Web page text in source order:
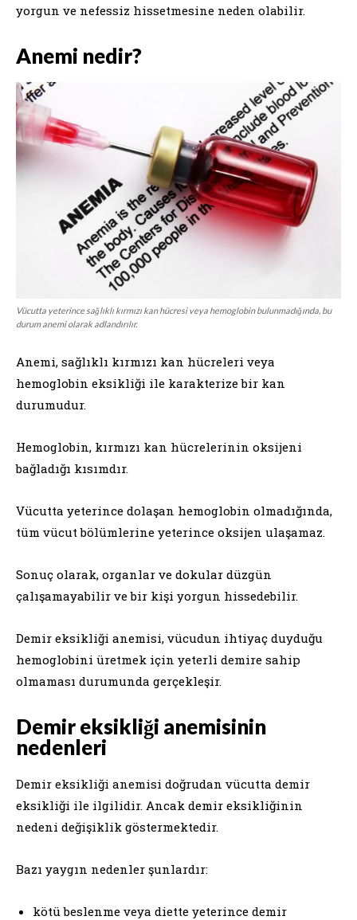
yorgun ve nefessiz hissetmesine neden olabilir.
Anemi nedir?
Vücutta yeterince sağlıklı kırmızı kan hücresi veya hemoglobin bulunmadığında, bu
durum anemi olarak adlandırılır.
Anemi, sağlıklı kırmızı kan hücreleri veya
hemoglobin eksikliği ile karakterize bir kan
durumudur.
Hemoglobin, kırmızı kan hücrelerinin oksijeni
bağladığı kısımdır.
Vücutta yeterince dolaşan hemoglobin olmadığında,
tüm vücut bölümlerine yeterince oksijen ulaşamaz.
Sonuç olarak, organlar ve dokular düzgün
çalışamayabilir ve bir kişi yorgun hissedebilir.
Demir eksikliği anemisi, vücudun ihtiyaç duyduğu
hemoglobini üretmek için yeterli demire sahip
olmaması durumunda gerçekleşir.
Demir eksikliği anemisinin
nedenleri
Demir eksikliği anemisi doğrudan vücutta demir
eksikliği ile ilgilidir. Ancak demir eksikliğinin
nedeni değişiklik göstermektedir.
Bazı yaygın nedenler şunlardır:
kötü beslenme veya diette yeterince demir